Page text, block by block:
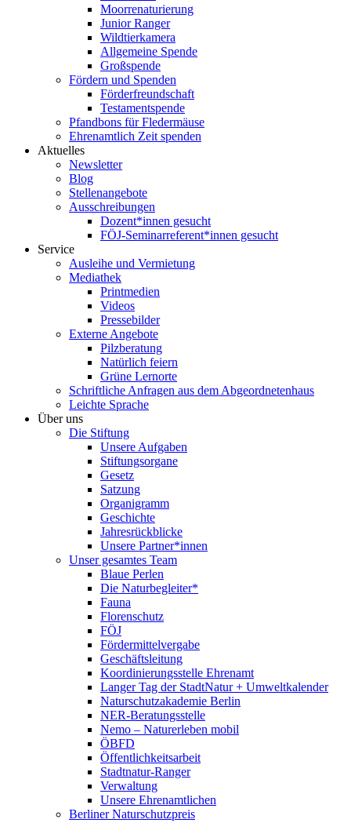
Moorrenaturierung
Junior Ranger
Wildtierkamera
Allgemeine Spende
Großspende
Fördern und Spenden
Förderfreundschaft
Testamentspende
Pfandbons für Fledermäuse
Ehrenamtlich Zeit spenden
Aktuelles
Newsletter
Blog
Stellenangebote
Ausschreibungen
Dozent*innen gesucht
FÖJ-Seminarreferent*innen gesucht
Service
Ausleihe und Vermietung
Mediathek
Printmedien
Videos
Pressebilder
Externe Angebote
Pilzberatung
Natürlich feiern
Grüne Lernorte
Schriftliche Anfragen aus dem Abgeordnetenhaus
Leichte Sprache
Über uns
Die Stiftung
Unsere Aufgaben
Stiftungsorgane
Gesetz
Satzung
Organigramm
Geschichte
Jahresrückblicke
Unsere Partner*innen
Unser gesamtes Team
Blaue Perlen
Die Naturbegleiter*
Fauna
Florenschutz
FÖJ
Fördermittelvergabe
Geschäftsleitung
Koordinierungsstelle Ehrenamt
Langer Tag der StadtNatur + Umweltkalender
Naturschutzakademie Berlin
NER-Beratungsstelle
Nemo – Naturerleben mobil
ÖBFD
Öffentlichkeitsarbeit
Stadtnatur-Ranger
Verwaltung
Unsere Ehrenamtlichen
Berliner Naturschutzpreis